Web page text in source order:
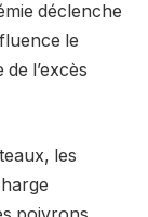
déclenche
le
l’excès
les